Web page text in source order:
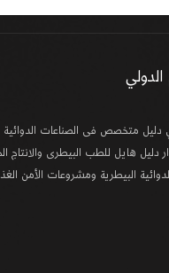
دليل متخصص فى الصناعات الدوائية
دليل هايل للطب البيطرى والانتاج
البيطرية ومشروعات الأمن